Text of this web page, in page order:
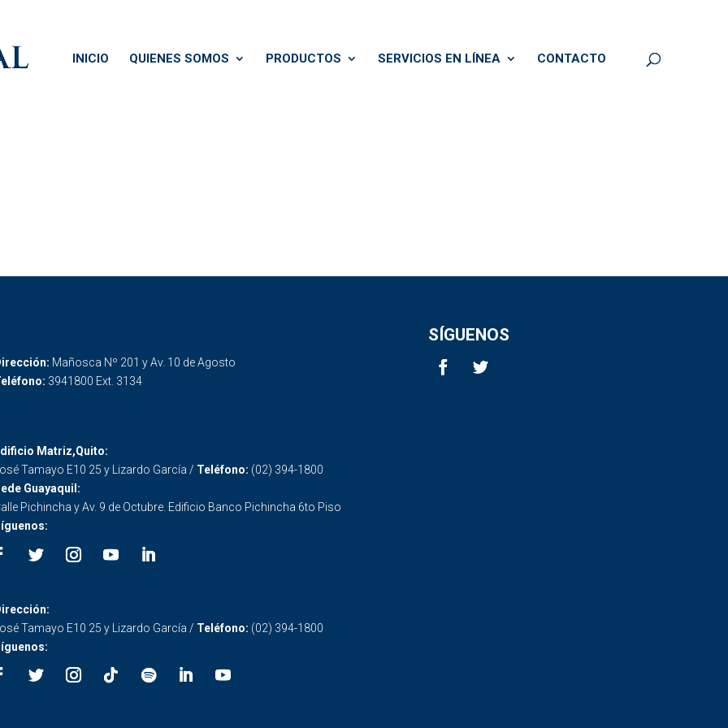
INICIO QUIENES SOMOS PRODUCTOS SERVICIOS EN LÍNEA CONTACTO
Mañosca Nº 201 y Av. 10 de Agosto
3941800 Ext. 3134
SÍGUENOS
Matriz,Quito:
Tamayo E10 25 y Lizardo García / Teléfono: (02) 394-1800
Guayaquil:
Pichincha y Av. 9 de Octubre. Edificio Banco Pichincha 6to Piso
Tamayo E10 25 y Lizardo García / Teléfono: (02) 394-1800